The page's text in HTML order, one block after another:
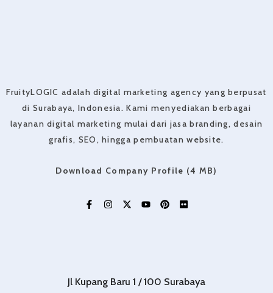
FruityLOGIC adalah digital marketing agency yang berpusat
di Surabaya, Indonesia. Kami menyediakan berbagai
layanan digital marketing mulai dari jasa branding, desain
grafis, SEO, hingga pembuatan website.
Download Company Profile (4 MB)
Jl Kupang Baru 1 / 100 Surabaya